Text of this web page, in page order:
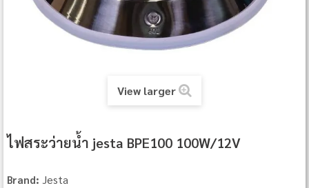
View larger
ไฟสระว่ายน้ำ jesta BPE100 100W/12V
Brand: Jesta